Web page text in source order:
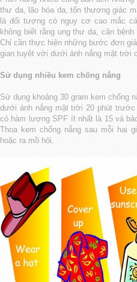
thư da, lão hóa da, tổn thương giác
là đối tượng có nguy cơ cao mắc
không biết rằng ung thư da, căn
Chỉ cần thực hiện những bước đơn
gian tuyệt vời dưới ánh nắng mặt trời
Sử dụng nhiều kem chống nắng
Sử dụng khoảng 30 gram kem chống
dưới ánh nắng mặt trời 20 phút
có hàm lượng SPF ít nhất là 15 và
Thoa kem chống nắng sau mỗi hai
hoặc ra mồ hôi.